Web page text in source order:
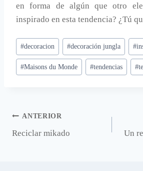
en forma de algún que otro
inspirado en esta tendencia? ¿Tú
Etiquetas
de
la
#decoracion #decoración jungla #
#Maisons du Monde #tendencias #
Navegación
de
ANTERIOR
Reciclar mikado Un